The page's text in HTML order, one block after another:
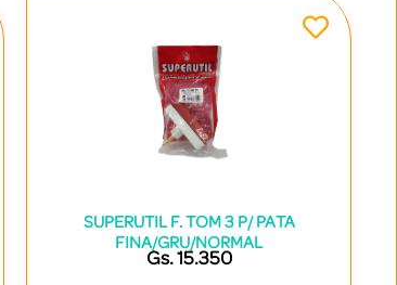
SUPERUTIL F. TOM 3 P/ PATA
FINA/GRU/NORMAL
Gs. 15.350